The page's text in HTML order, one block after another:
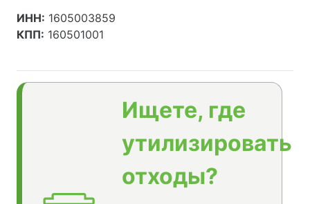
ИНН: 1605003859
КПП: 160501001
Ищете, где
утилизировать
отходы?